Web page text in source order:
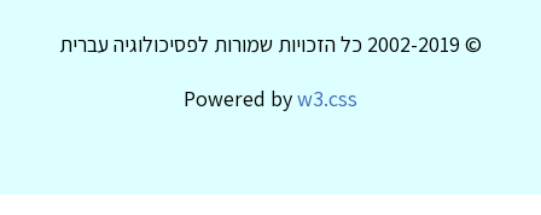
© 2002-2019 כל הזכויות שמורות לפסיכולוגיה עברית
Powered byw3.css